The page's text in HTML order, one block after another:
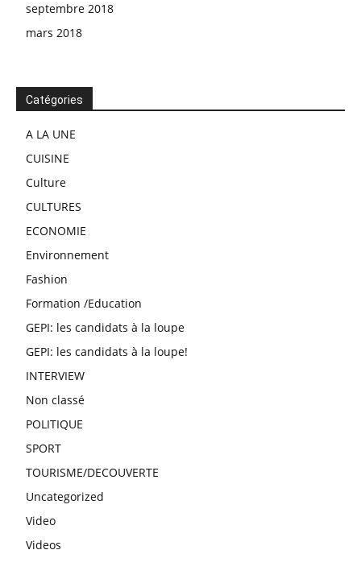
septembre 2018
mars 2018
Catégories
A LA UNE
CUISINE
Culture
CULTURES
ECONOMIE
Environnement
Fashion
Formation /Education
GEPI: les candidats à la loupe
GEPI: les candidats à la loupe!
INTERVIEW
Non classé
POLITIQUE
SPORT
TOURISME/DECOUVERTE
Uncategorized
Video
Videos